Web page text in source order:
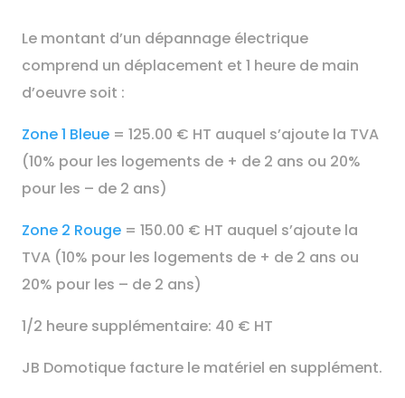
Le montant d’un dépannage électrique
comprend un déplacement et 1 heure de main
d’oeuvre soit :
Zone 1 Bleue = 125.00 € HT auquel s’ajoute la TVA
(10% pour les logements de + de 2 ans ou 20%
pour les – de 2 ans)
Zone 2 Rouge = 150.00 € HT auquel s’ajoute la
TVA (10% pour les logements de + de 2 ans ou
20% pour les – de 2 ans)
1/2 heure supplémentaire: 40 € HT
JB Domotique facture le matériel en supplément.